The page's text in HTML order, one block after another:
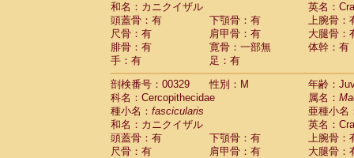
和名：カニクイザル
英名：
頭蓋骨：有
下顎骨：有
上腕骨：
尺骨：有
肩甲骨：有
大腿骨：
腓骨：有
寛骨：一部無
体幹：有
手：有
足：有
剖検番号：00329
性別：M
年齢：
科名：Cercopithecidae
属名：
種小名： fascicularis
亜種小名
和名：カニクイザル
英名：
頭蓋骨：有
下顎骨：有
上腕骨：
尺骨：有
肩甲骨：有
大腿骨：